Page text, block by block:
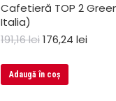
Cafetieră TOP 2
Italia)
191,16lei176,24 lei
Adaugă în coș